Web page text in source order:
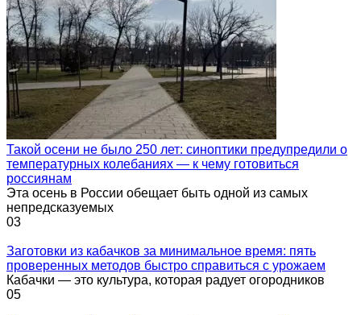
Такой осени не было 250 лет: синоптики предупредили о
температурных колебаниях — к чему готовиться
россиянам
Эта осень в России обещает быть одной из самых
непредсказуемых
03
Заготовки из кабачков за минимальное время: пять
проверенных методов быстро справиться с урожаем
Кабачки — это культура, которая радует огородников
05